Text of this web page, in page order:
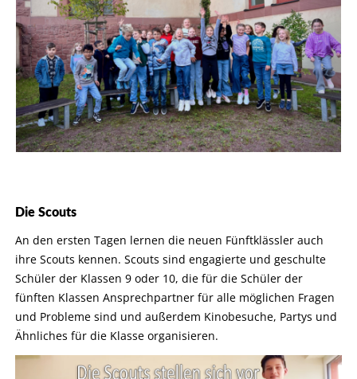
Die Scouts
An den ersten Tagen lernen die neuen Fünftklässler auch
ihre Scouts kennen. Scouts sind engagierte und geschulte
Schüler der Klassen 9 oder 10, die für die Schüler der
fünften Klassen Ansprechpartner für alle möglichen Fragen
und Probleme sind und außerdem Kinobesuche, Partys und
Ähnliches für die Klasse organisieren.